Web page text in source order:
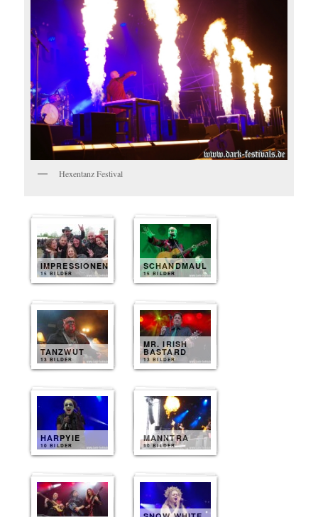
Hexentanz Festival
IMPRESSIONEN
15 BILDER
SCHANDMAUL
15 BILDER
TANZWUT
13 BILDER
MR. IRISH
BASTARD
13 BILDER
HARPYIE
10 BILDER
MANNTRA
10 BILDER